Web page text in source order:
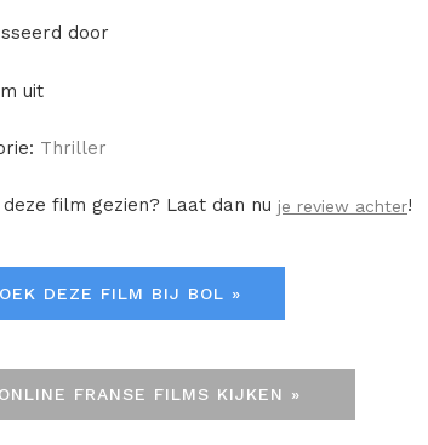
door
uit
Thriller
deze film gezien? Laat dan nu je review achter!
DEZE FILM BIJ BOL »
ONLINE FRANSE FILMS KIJKEN »